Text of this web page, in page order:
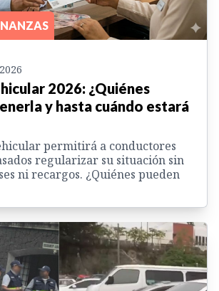
2026: ¿Quiénes
y hasta cuándo estará
permitirá a conductores
regularizar su situación sin
ni recargos. ¿Quiénes pueden